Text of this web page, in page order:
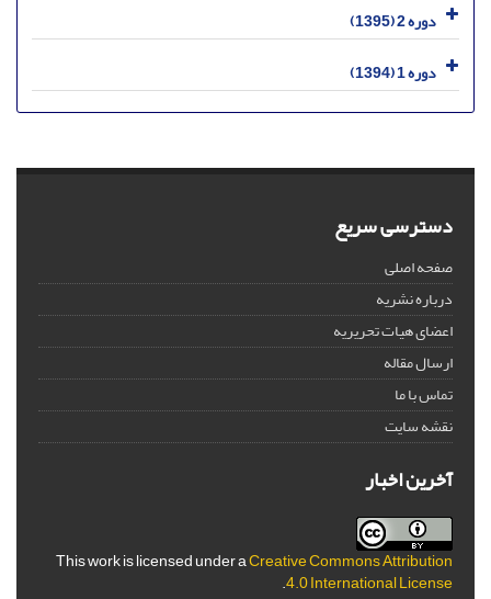
دوره 2 (1395)
دوره 1 (1394)
دسترسی سریع
صفحه اصلی
درباره نشریه
اعضای هیات تحریریه
ارسال مقاله
تماس با ما
نقشه سایت
آخرین اخبار
This work is licensed under aCreative Commons Attribution
4.0 International License
.